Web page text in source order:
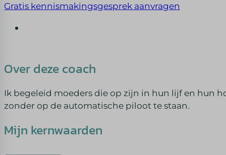
Gratis kennismakingsgesprek aanvragen
Over deze coach
Ik begeleid moeders die op zijn in hun lijf en hun
zonder op de automatische piloot te staan.
Mijn kernwaarden